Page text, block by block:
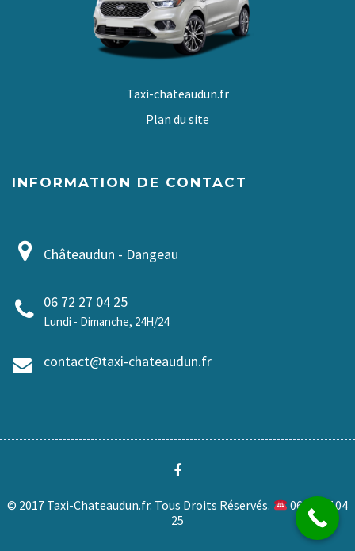
Taxi-chateaudun.fr
Plan du site
INFORMATION DE CONTACT
Châteaudun - Dangeau
06 72 27 04 25
Lundi - Dimanche, 24H/24
contact@taxi-chateaudun.fr
© 2017 Taxi-Chateaudun.fr. Tous Droits Réservés.
06 72 27 04
25